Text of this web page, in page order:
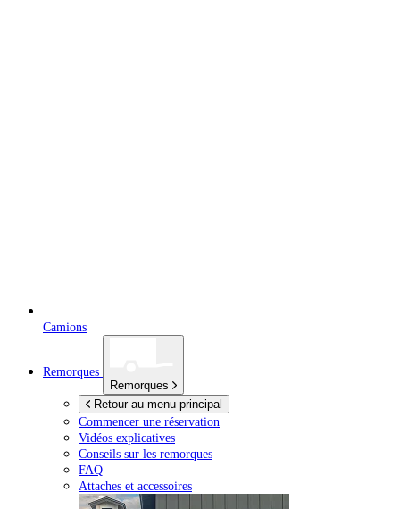
Camions
Remorques
Remorques
Retour au menu principal
Commencer une réservation
Vidéos explicatives
Conseils sur les remorques
FAQ
Attaches et accessoires